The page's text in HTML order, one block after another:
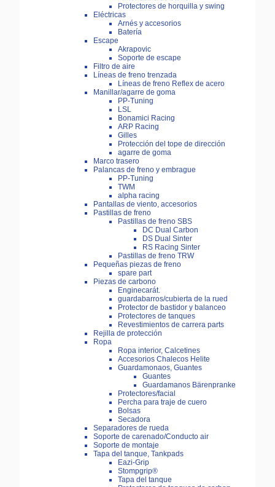
Protectores de horquilla y swing
Eléctricas
Arnés y accesorios
Batería
Escape
Akrapovic
Soporte de escape
Filtro de aire
Líneas de freno trenzada
Líneas de freno Reflex de acero
Manillar/agarre de goma
PP-Tuning
LSL
Bonamici Racing
ARP Racing
Gilles
Protección del tope de dirección
agarre de goma
Marco trasero
Palancas de freno y embrague
PP-Tuning
TWM
alpha racing
Pantallas de viento, accesorios
Pastillas de freno
Pastillas de freno SBS
DC Dual Carbon
DS Dual Sinter
RS Racing Sinter
Pastillas de freno TRW
Pequeñas piezas de freno
spare part
Piezas de carbono
Enginecarát.
guardabarros/cubierta de la rued
Protector de bastidor y balanceo
Protectores de tanques
Revestimientos de carrera parts
Rejilla de protección
Ropa
Ropa interior, Calcetines
Accesorios Chalecos Helite
Guardamonaos, Guantes
Guantes
Guardamanos Bärenpranke
Protectores/facial
Percha para traje de cuero
Bolsas
Secadora
Separadores de rueda
Soporte de carenado/Conducto air
Soporte de montaje
Tapa del tanque, Tankpads
Eazi-Grip
Stompgrip®
Tapa del tanque